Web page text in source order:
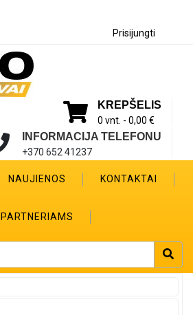
Prisijungti
KREPŠELIS
0 vnt. - 0,00 €
INFORMACIJA TELEFONU
+370 652 41237
NAUJIENOS KONTAKTAI
PARTNERIAMS